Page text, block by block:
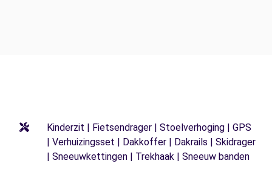
Kinderzit | Fietsendrager | Stoelverhoging | GPS
| Verhuizingsset | Dakkoffer | Dakrails | Skidrager
| Sneeuwkettingen | Trekhaak | Sneeuw banden